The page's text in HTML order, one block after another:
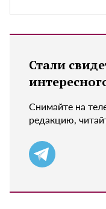
Стали
Снимайте на
редакцию,